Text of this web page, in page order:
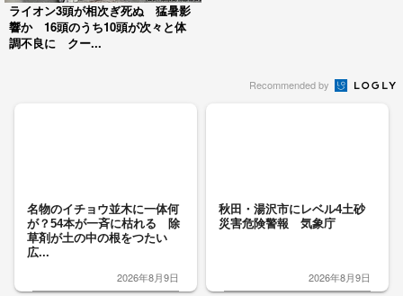
ライオン3頭が相次ぎ死ぬ 猛暑影
響か 16頭のうち10頭が次々と体
調不良に クー...
Recommended by
名物のイチョウ並木に一体何
が？54本が一斉に枯れる 除
草剤が土の中の根をつたい
広...
2026年8月9日
秋田・湯沢市にレベル4土砂
災害危険警報 気象庁
2026年8月9日